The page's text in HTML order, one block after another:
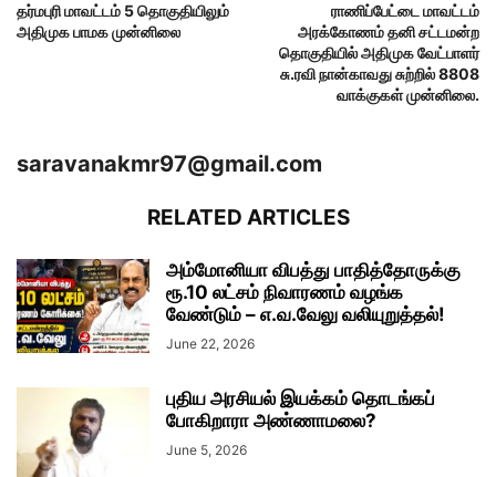
தர்மபுரி மாவட்டம் 5 தொகுதியிலும்
அதிமுக பாமக முன்னிலை
ராணிப்பேட்டை மாவட்டம்
அரக்கோணம் தனி சட்டமன்ற
தொகுதியில் அதிமுக வேட்பாளர்
சு.ரவி நான்காவது சுற்றில் 8808
வாக்குகள் முன்னிலை.
saravanakmr97@gmail.com
RELATED ARTICLES
அம்மோனியா விபத்து பாதித்தோருக்கு
ரூ.10 லட்சம் நிவாரணம் வழங்க
வேண்டும் – எ.வ.வேலு வலியுறுத்தல்!
June 22, 2026
புதிய அரசியல் இயக்கம் தொடங்கப்
போகிறாரா அண்ணாமலை?
June 5, 2026